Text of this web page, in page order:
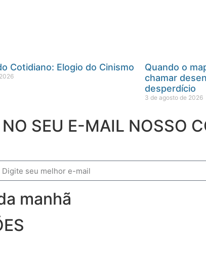
Cotidiano: Elogio do Cinismo
Quando o
chamar
desperdício
3 de agosto de 2026
SEU E-MAIL NOSSO
manhã